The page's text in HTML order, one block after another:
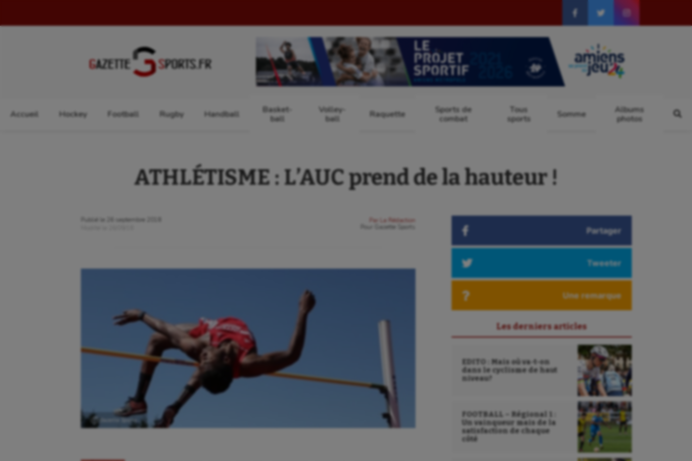
Accueil Hockey Football Rugby Handball
Basket-
ball
Volley-
ball
Raquette
Sports de
combat
Tous
sports
Somme
Albums
photos
ATHLÉTISME : L’AUC prend de la hauteur !
Publié le
26 septembre 2018
Par
La Rédaction
Gazette Sports
Ⓒ Gazette Sports
Partager
Tweeter
Une remarque
Les derniers articles
EDITO : Mais où va-t-on
dans le cyclisme de haut
niveau?
FOOTBALL – Régional 1 :
Un vainqueur mais de la
satisfaction de chaque
côté